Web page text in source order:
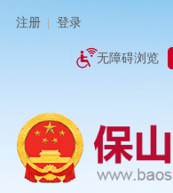
注册 登录
无障碍浏览